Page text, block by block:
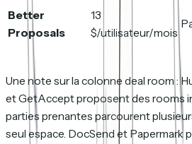
Better
Proposals
13
$/utilisateur/mois
Une note sur la colonne deal room :
et GetAccept proposent des rooms
parties prenantes parcourent
seul espace. DocSend et Papermark